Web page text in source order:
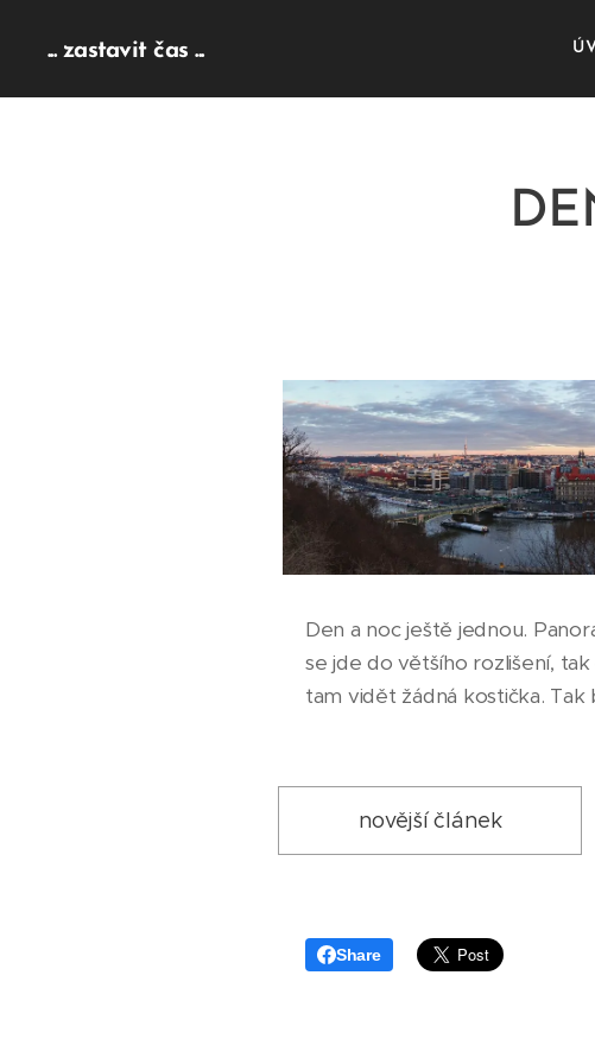
... zastavit čas ...
Den a noc ještě jednou.
se jde do většího rozlišení,
tam vidět žádná kostička.
novější článek
Share